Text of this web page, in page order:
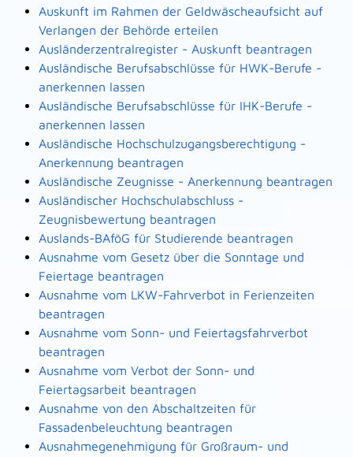
Auskunft im Rahmen der Geldwäscheaufsicht auf
Verlangen der Behörde erteilen
Ausländerzentralregister - Auskunft beantragen
Ausländische Berufsabschlüsse für HWK-Berufe -
anerkennen lassen
Ausländische Berufsabschlüsse für IHK-Berufe -
anerkennen lassen
Ausländische Hochschulzugangsberechtigung -
Anerkennung beantragen
Ausländische Zeugnisse - Anerkennung beantragen
Ausländischer Hochschulabschluss -
Zeugnisbewertung beantragen
Auslands-BAföG für Studierende beantragen
Ausnahme vom Gesetz über die Sonntage und
Feiertage beantragen
Ausnahme vom LKW-Fahrverbot in Ferienzeiten
beantragen
Ausnahme vom Sonn- und Feiertagsfahrverbot
beantragen
Ausnahme vom Verbot der Sonn- und
Feiertagsarbeit beantragen
Ausnahme von den Abschaltzeiten für
Fassadenbeleuchtung beantragen
Ausnahmegenehmigung für Großraum- und